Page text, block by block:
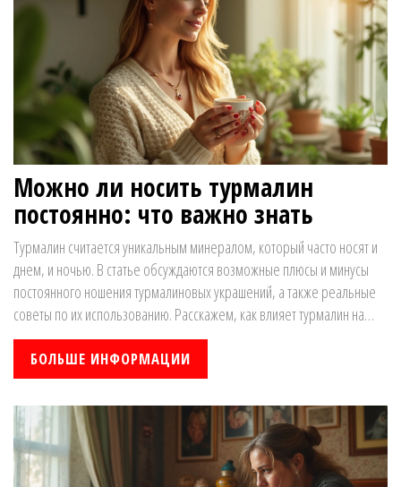
Можно ли носить турмалин
постоянно: что важно знать
Турмалин считается уникальным минералом, который часто носят и
днем, и ночью. В статье обсуждаются возможные плюсы и минусы
постоянного ношения турмалиновых украшений, а также реальные
советы по их использованию. Расскажем, как влияет турмалин на
самочувствие и что учитывать людям с разными особенностями
здоровья. Добавим интересные бытовые наблюдения и лайфхаки по
уходу за камнем. Вы узнаете, когда турмалин лучше снимать и кому
он действительно может быть полезен.
БОЛЬШЕ ИНФОРМАЦИИ